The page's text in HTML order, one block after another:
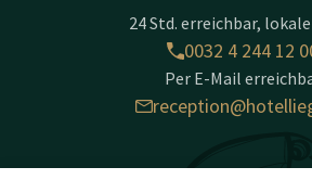
24 Std. erreichbar,
0032 4 244 12
Per E-Mail